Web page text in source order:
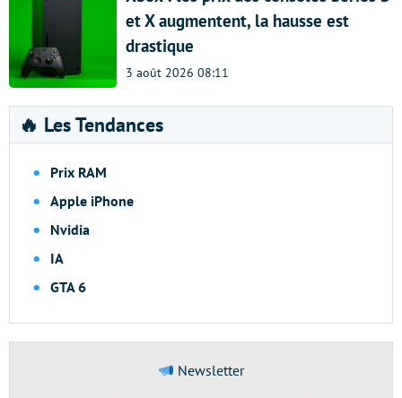
et X augmentent, la hausse est
drastique
3 août 2026 08:11
🔥 Les Tendances
Prix RAM
Apple iPhone
Nvidia
IA
GTA 6
Newsletter